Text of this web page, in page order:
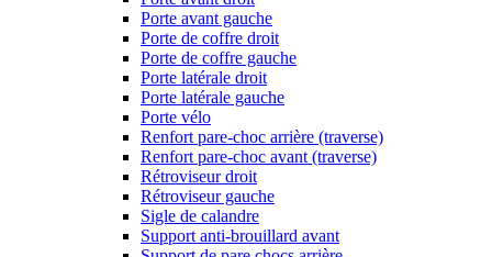
Porte avant gauche
Porte de coffre droit
Porte de coffre gauche
Porte latérale droit
Porte latérale gauche
Porte vélo
Renfort pare-choc arrière (traverse)
Renfort pare-choc avant (traverse)
Rétroviseur droit
Rétroviseur gauche
Sigle de calandre
Support anti-brouillard avant